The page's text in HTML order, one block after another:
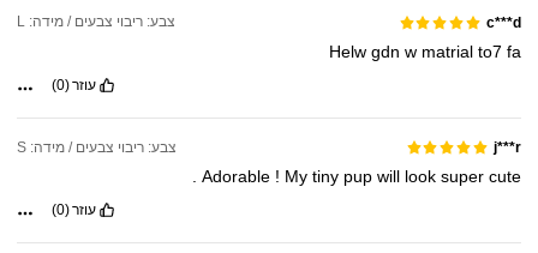
c***d צבע: ריבוי צבעים / מידה: L
Helw gdn w matrial to7 fa
עוזר(0)
j***r צבע: ריבוי צבעים / מידה: S
Adorable ! My tiny pup will look super cute
עוזר(0)